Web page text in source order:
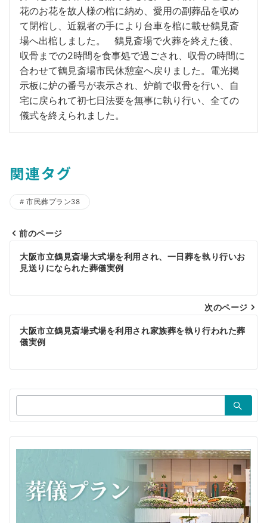
花のお花を故人様の棺に納め、愛用の副葬品を収め
て閉棺し、近親者の手により台車を棺に載せ鶴見斎
場へ出棺しました。 鶴見斎場で火葬を終えた後、
収骨までの2時間を食事処で過ごされ、収骨の時間に
合わせて鶴見斎場市民休憩室へ戻りました。電光掲
示板に炉の番号が表示され、炉前で収骨を行い、自
宅に戻られて初七日法要を無事に執り行い、全ての
儀式を終えられました。
関連タグ
市民葬プラン38
投
稿
ナ
ビ
ゲ
ー
シ
ョ
ン
前のページ
大阪市立鶴見斎場大式場を利用され、一日葬を執り行いお
見送りになられた葬儀実例
次のページ
大阪市立鶴見斎場式場を利用され家族葬を執り行われた葬
儀実例
索：